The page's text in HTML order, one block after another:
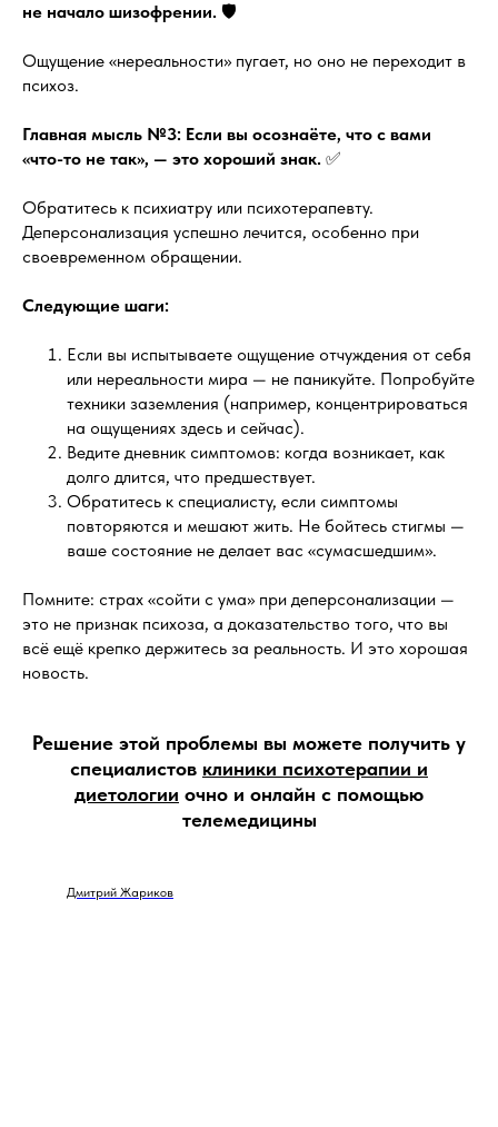
не начало шизофрении. 🛡️
Ощущение «нереальности» пугает, но оно не переходит в
психоз.
Главная мысль №3: Если вы осознаёте, что с вами
«что-то не так», — это хороший знак. ✅
Обратитесь к психиатру или психотерапевту.
Деперсонализация успешно лечится, особенно при
своевременном обращении.
Следующие шаги:
Если вы испытываете ощущение отчуждения от себя
или нереальности мира — не паникуйте. Попробуйте
техники заземления (например, концентрироваться
на ощущениях здесь и сейчас).
Ведите дневник симптомов: когда возникает, как
долго длится, что предшествует.
Обратитесь к специалисту, если симптомы
повторяются и мешают жить. Не бойтесь стигмы —
ваше состояние не делает вас «сумасшедшим».
Помните: страх «сойти с ума» при деперсонализации —
это не признак психоза, а доказательство того, что вы
всё ещё крепко держитесь за реальность. И это хорошая
новость.
Решение этой проблемы вы можете получить у
специалистов клиники психотерапии и
диетологии очно и онлайн с помощью
телемедицины
Дмитрий Жариков